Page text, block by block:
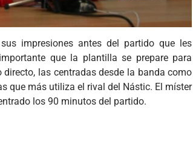
impresiones antes del partido que les
que la plantilla se prepare para
las centradas desde la banda como
que más utiliza el rival del Nástic. El míster
los 90 minutos del partido.